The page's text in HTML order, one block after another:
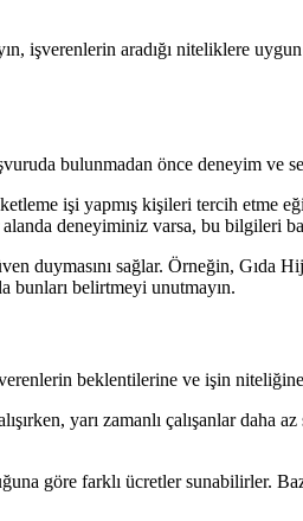
işverenlerin aradığı niteliklere
bulunmadan önce deneyim ve
işi yapmış kişileri tercih etme
deneyiminiz varsa, bu bilgileri
sağlar. Örneğin, Gıda
bunları belirtmeyi unutmayın.
beklentilerine ve işin
yarı zamanlı çalışanlar daha
göre farklı ücretler sunabilirler.